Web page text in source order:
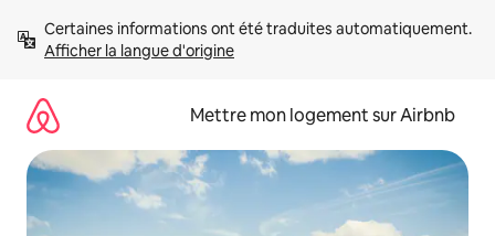
directement
Afficher la langue d'origine
Mettre mon logement sur Airbnb